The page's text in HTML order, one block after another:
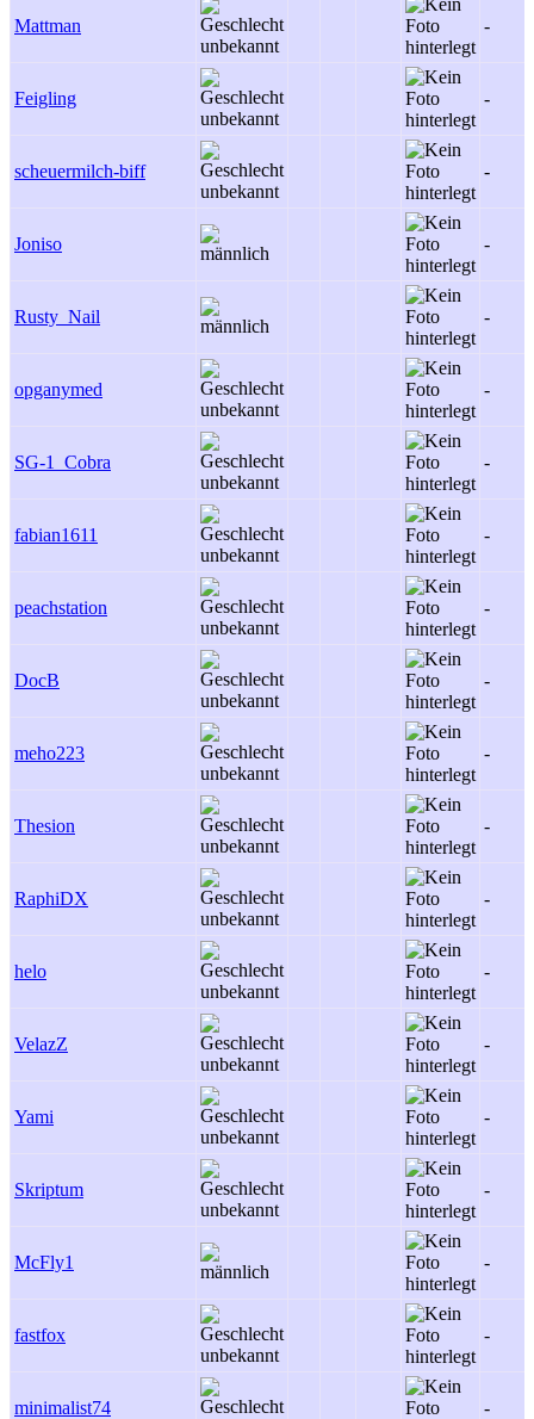
Mattman -
Feigling -
scheuermilch-biff -
Joniso -
Rusty_Nail -
opganymed -
SG-1_Cobra -
fabian1611 -
peachstation -
DocB -
meho223 -
Thesion -
RaphiDX -
helo -
VelazZ -
Yami -
Skriptum -
McFly1 -
fastfox -
minimalist74 -